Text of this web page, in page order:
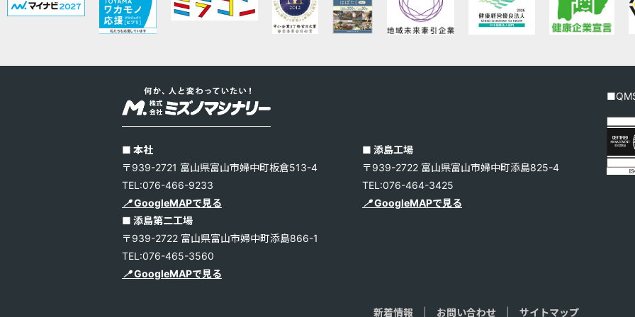
■ 本社
〒939-2721 富山県富山市婦中町板倉513-4
TEL:076-466-9233
📍GoogleMAPで見る
■ 添島工場
〒939-2722 富山県富山市婦中町添島825-4
TEL:076-464-3425
📍GoogleMAPで見る
■ 添島第二工場
〒939-2722 富山県富山市婦中町添島866-1
TEL:076-465-3560
📍GoogleMAPで見る
新着情報 お問い合わせ サイトマップ